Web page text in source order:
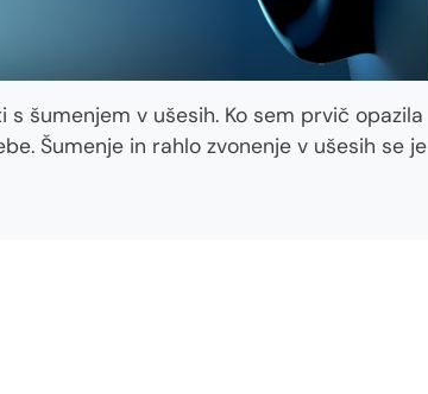
šumenjem v ušesih. Ko sem prvič opazila
Šumenje in rahlo zvonenje v ušesih se je